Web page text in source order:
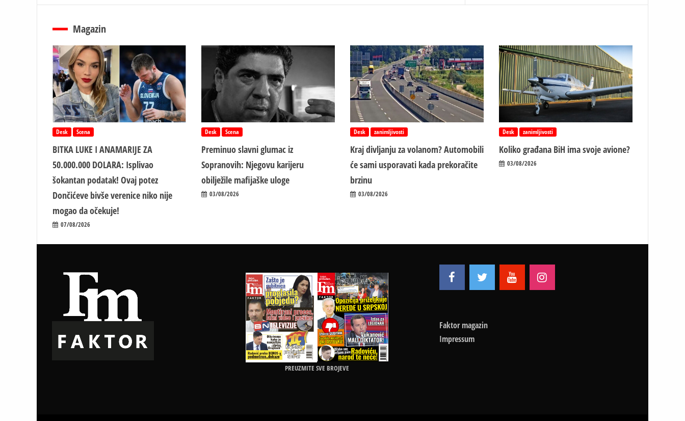
Magazin
Desk Scena
BITKA LUKE I ANAMARIJE ZA
50.000.000 DOLARA: Isplivao
šokantan podatak! Ovaj potez
Dončićeve bivše verenice niko nije
mogao da očekuje!
07/08/2026
Desk Scena
Preminuo slavni glumac iz
Sopranovih: Njegovu karijeru
obilježile mafijaške uloge
03/08/2026
Desk zanimljivosti
Kraj divljanju za volanom? Automobili
će sami usporavati kada prekoračite
brzinu
03/08/2026
Desk zanimljivosti
Koliko građana BiH ima svoje avione?
03/08/2026
PREUZMITE SVE BROJEVE
Faktor magazin
Impressum